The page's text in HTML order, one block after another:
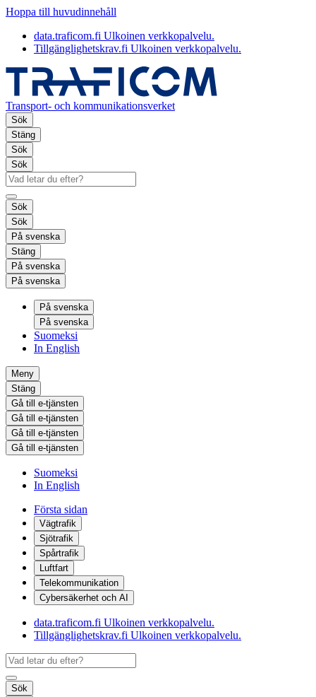
Hoppa till huvudinnehåll
data.traficom.fi Ulkoinen verkkopalvelu.
Tillgänglighetskrav.fi Ulkoinen verkkopalvelu.
Transport- och kommunikationsverket
Sök
Stäng
Sök
Sök
Sök
Sök
På svenska
Stäng
På svenska
På svenska
På svenska
På svenska
Suomeksi
In English
Meny
Stäng
Gå till e-tjänsten
Gå till e-tjänsten
Gå till e-tjänsten
Gå till e-tjänsten
Suomeksi
In English
Första sidan
Vägtrafik
Sjötrafik
Spårtrafik
Luftfart
Telekommunikation
Cybersäkerhet och AI
data.traficom.fi Ulkoinen verkkopalvelu.
Tillgänglighetskrav.fi Ulkoinen verkkopalvelu.
Sök